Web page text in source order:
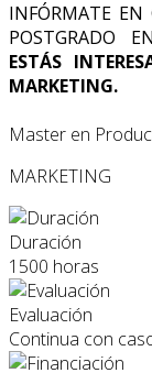
INFÓRMATE EN
POSTGRADO
ESTÁS
MARKETING.
Master en
MARKETING
Duración
1500 horas
Evaluación
Continua con